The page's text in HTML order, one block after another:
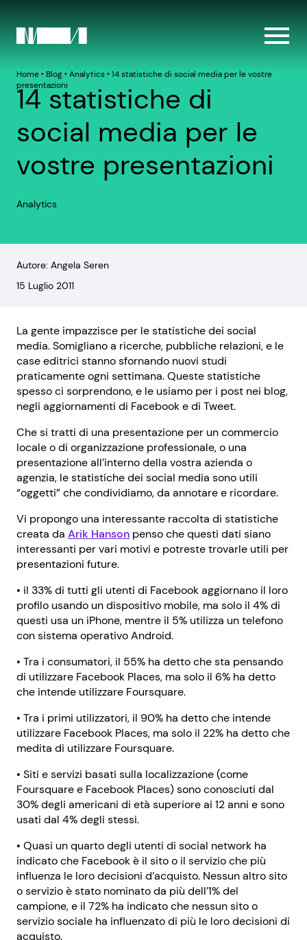
Home‣ Blog‣Analytics‣14 statistiche di social media per le vostre
presentazioni
14 statistiche di
social media per le
vostre presentazioni
Analytics
Autore: Angela Seren
15 Luglio 2011
La gente impazzisce per le statistiche dei social
media. Somigliano a ricerche, pubbliche relazioni, e le
case editrici stanno sfornando nuovi studi
praticamente ogni settimana. Queste statistiche
spesso ci sorprendono, e le usiamo per i post nei blog,
negli aggiornamenti di Facebook e di Tweet.
Che si tratti di una presentazione per un commercio
locale o di organizzazione professionale, o una
presentazione all’interno della vostra azienda o
agenzia, le statistiche dei social media sono utili
“oggetti” che condividiamo, da annotare e ricordare.
Vi propongo una interessante raccolta di statistiche
creata da Arik Hanson penso che questi dati siano
interessanti per vari motivi e potreste trovarle utili per
presentazioni future.
• il 33% di tutti gli utenti di Facebook aggiornano il loro
profilo usando un dispositivo mobile, ma solo il 4% di
questi usa un iPhone, mentre il 5% utilizza un telefono
con sistema operativo Android.
• Tra i consumatori, il 55% ha detto che sta pensando
di utilizzare Facebook Places, ma solo il 6% ha detto
che intende utilizzare Foursquare.
• Tra i primi utilizzatori, il 90% ha detto che intende
utilizzare Facebook Places, ma solo il 22% ha detto che
medita di utilizzare Foursquare.
• Siti e servizi basati sulla localizzazione (come
Foursquare e Facebook Places) sono conosciuti dal
30% degli americani di età superiore ai 12 anni e sono
usati dal 4% degli stessi.
• Quasi un quarto degli utenti di social network ha
indicato che Facebook è il sito o il servizio che più
influenza le loro decisioni d’acquisto. Nessun altro sito
o servizio è stato nominato da più dell’1% del
campione, e il 72% ha indicato che nessun sito o
servizio sociale ha influenzato di più le loro decisioni di
acquisto.